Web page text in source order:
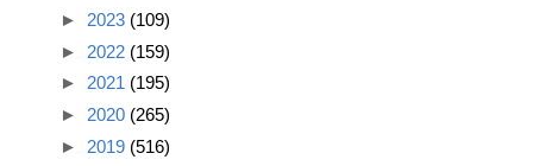
► 2023 (109)
► 2022 (159)
► 2021 (195)
► 2020 (265)
► 2019 (516)